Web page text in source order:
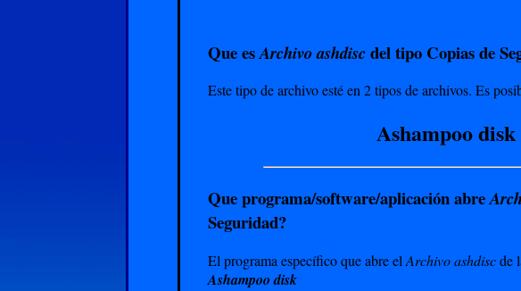
Que esArchivo ashdiscdel tipo Copias de
Este tipo de archivo esté en 2 tipos de archivos. Es
Ashampoo
Que programa/software/aplicación abre
Seguridad?
El programa específico que abre el Archivo ashdiscde
Ashampoo disk